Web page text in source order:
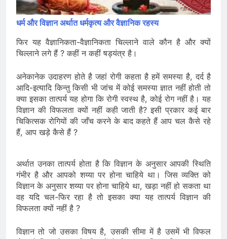
धर्म और विज्ञान अर्थात धर्मकृत्य और वैज्ञानिक रहस्य
फिर यह वैज्ञानिकता-वैज्ञानिकता चिल्लाने वाले कौन है और क्यों
चिल्लाने लगे हैं ? कहीं न कहीं षड्यंत्र है।
अनेकानेक उदाहरण होते है जहां रोगी कहता है हमें समस्या है, दर्द है
आदि-इत्यादि किन्तु किसी भी जांच में कोई समस्या ज्ञात नहीं होती तो
क्या इसका तात्पर्य यह होगा कि रोगी स्वस्थ है, कोई रोग नहीं है। यह
विज्ञान की विफलता क्यों नहीं कही जाती है? इसी प्रकार कई बार
चिकित्सक रोगियों की जाँच करने के बाद कहते हैं आप चल कैसे रहे
हैं, आप खड़े कैसे हैं ?
अर्थात उनका तात्पर्य होता है कि विज्ञान के अनुसार आपकी स्थिति
गंभीर है और आपको शय्या पर होना चाहिये था। जिस व्यक्ति को
विज्ञान के अनुसार शय्या पर होना चाहिये था, खड़ा नहीं हो सकता था
वह यदि चल-फिर रहा है तो इसका क्या यह तात्पर्य विज्ञान की
विफलता क्यों नहीं है ?
विज्ञान तो जो उसका विषय है, उसकी सीमा में है उसमें भी विफल